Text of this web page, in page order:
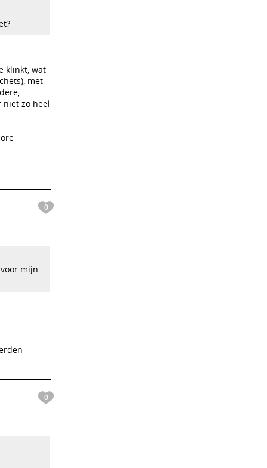
klinkt, wat
met
niet zo heel
0
mijn
0